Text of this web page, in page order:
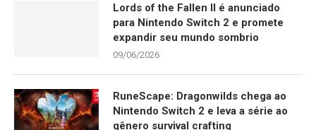
Lords of the Fallen II é anunciado
para Nintendo Switch 2 e promete
expandir seu mundo sombrio
09/06/2026
RuneScape: Dragonwilds chega ao
Nintendo Switch 2 e leva a série ao
gênero survival crafting